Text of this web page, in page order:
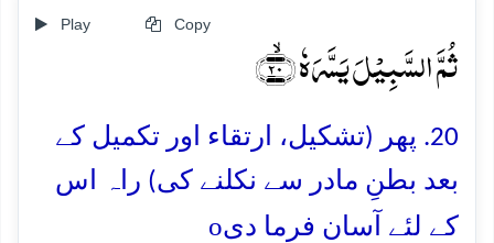
Play Copy
ثُمَّ السَّبِیۡلَ یَسَّرَہٗ ﴿ۙ۲۰﴾
20. پھر (تشکیل، ارتقاء اور تکمیل کے
بعد بطنِ مادر سے نکلنے کی) راہ اس
کے لئے آسان فرما دیo